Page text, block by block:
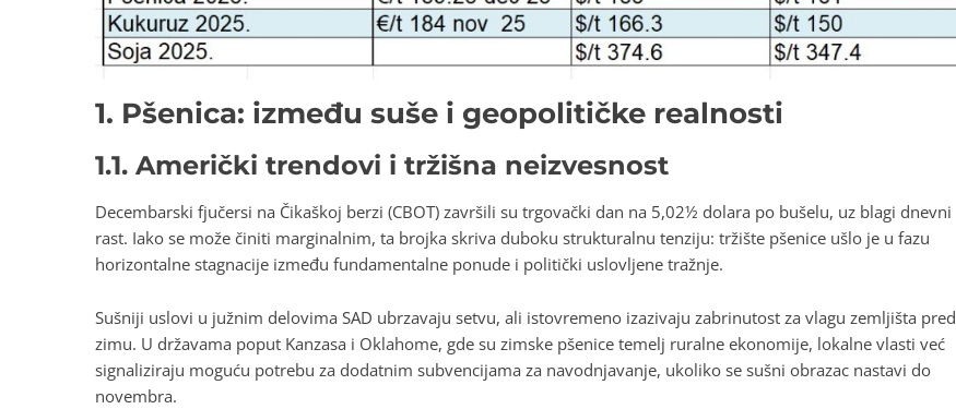
1. Pšenica: između suše i geopolitičke realnosti
1.1. Američki trendovi i tržišna neizvesnost
Decembarski fjučersi na Čikaškoj berzi (CBOT) završili su trgovački dan na 5,02½ dolara po bušelu, uz blagi dnevni
rast. Iako se može činiti marginalnim, ta brojka skriva duboku strukturalnu tenziju: tržište pšenice ušlo je u fazu
horizontalne stagnacije između fundamentalne ponude i politički uslovljene tražnje.
Sušniji uslovi u južnim delovima SAD ubrzavaju setvu, ali istovremeno izazivaju zabrinutost za vlagu zemljišta pred
zimu. U državama poput Kanzasa i Oklahome, gde su zimske pšenice temelj ruralne ekonomije, lokalne vlasti već
signaliziraju moguću potrebu za dodatnim subvencijama za navodnjavanje, ukoliko se sušni obrazac nastavi do
novembra.